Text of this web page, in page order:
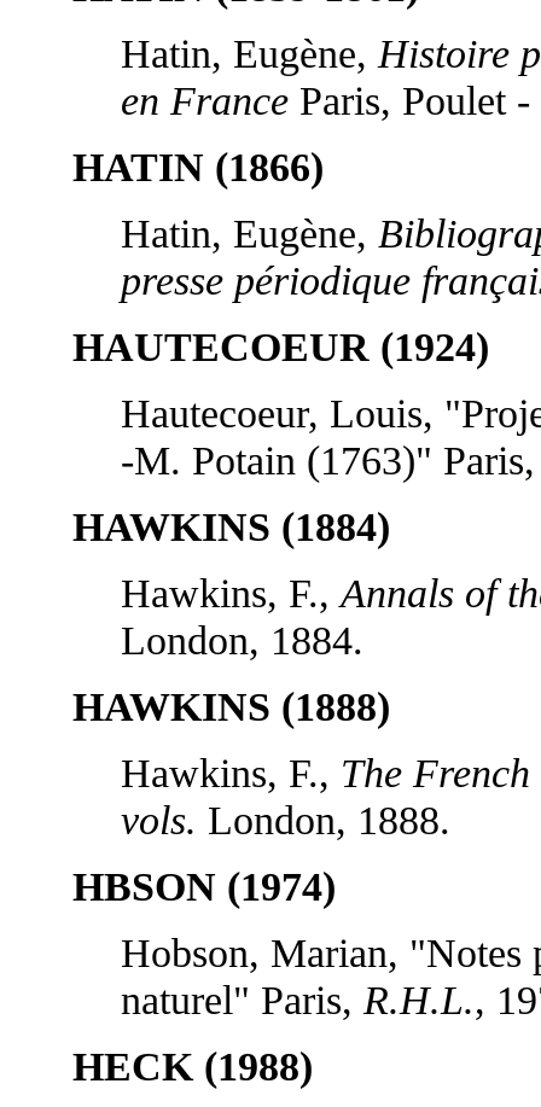
Hatin, Eugène, Histoire
en FranceParis, Poulet -
HATIN (1866)
Hatin, Eugène,
presse périodique
HAUTECOEUR (1924)
Hautecoeur, Louis,
-M. Potain (1763)"
HAWKINS (1884)
Hawkins, F.,Annals of
London, 1884.
HAWKINS (1888)
Hawkins, F., The
vols. London, 1888.
HBSON (1974)
Hobson, Marian, "Notes
naturel" Paris, R.H.L.,
HECK (1988)